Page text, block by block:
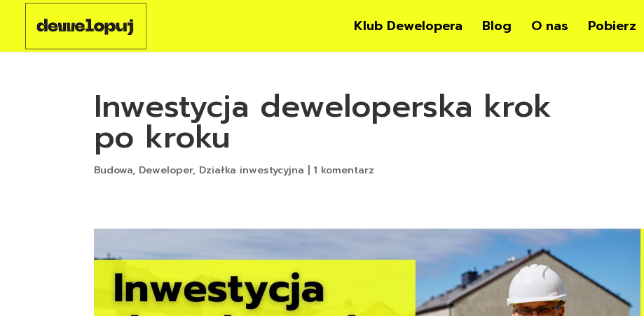
Klub Dewelopera Blog O nas Pobierz
Inwestycja deweloperska krok
po kroku
Budowa, Deweloper, Działka inwestycyjna 1 komentarz